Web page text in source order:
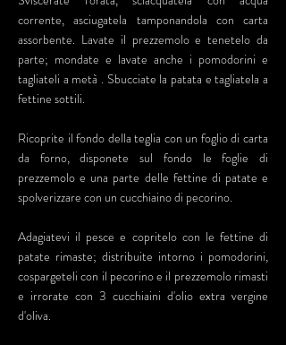
corrente, asciugatela tamponandola con carta
assorbente. Lavate il prezzemolo e tenetelo da
parte; mondate e lavate anche i pomodorini e
tagliateli a metà . Sbucciate la patata e tagliatela a
fettine sottili.
Ricoprite il fondo della teglia con un foglio di carta
da forno, disponete sul fondo le foglie di
prezzemolo e una parte delle fettine di patate e
spolverizzare con un cucchiaino di pecorino.
Adagiatevi il pesce e copritelo con le fettine di
patate rimaste; distribuite intorno i pomodorini,
cospargeteli con il pecorino e il prezzemolo rimasti
e irrorate con 3 cucchiaini d'olio extra vergine
d'oliva.